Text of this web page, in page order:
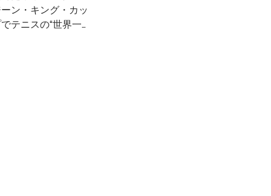
ーン・キング・カッ
テニスの“世界一決